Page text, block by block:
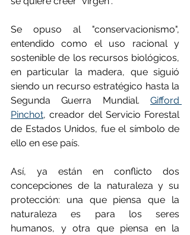
Se opuso al "conservacionismo",
entendido como el uso racional y
sostenible de los recursos biológicos,
en particular la madera, que siguió
siendo un recurso estratégico hasta la
Segunda Guerra Mundial. Gifford
Pinchot, creador del Servicio Forestal
de Estados Unidos, fue el símbolo de
ello en ese país.
Así, ya están en conflicto dos
concepciones de la naturaleza y su
protección: una que piensa que la
naturaleza es para los seres
humanos, y otra que piensa en la